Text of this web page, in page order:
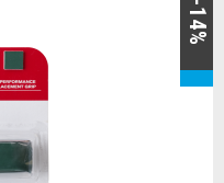
-14%